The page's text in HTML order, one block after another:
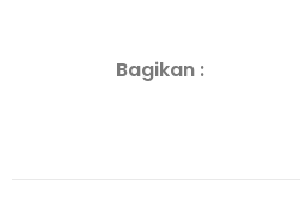
Bagikan :